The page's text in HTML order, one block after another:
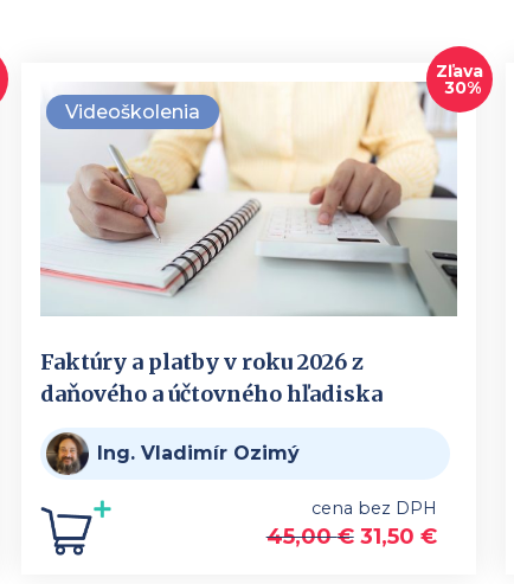
Videoškolenia
Zľava
30%
Faktúry a platby v roku 2026 z
daňového a účtovného hľadiska
Ing. Vladimír Ozimý
cena bez DPH
45,00€ 31,50 €